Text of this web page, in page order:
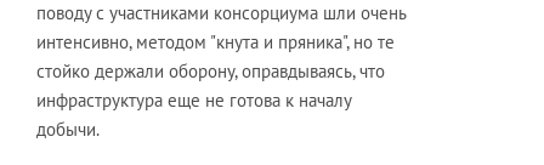
поводу с участниками консорциума шли очень
интенсивно, методом "кнута и пряника", но те
стойко держали оборону, оправдываясь, что
инфраструктура еще не готова к началу
добычи.